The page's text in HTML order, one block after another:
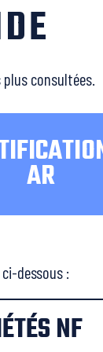
consultées.
AR
dessous :
NF